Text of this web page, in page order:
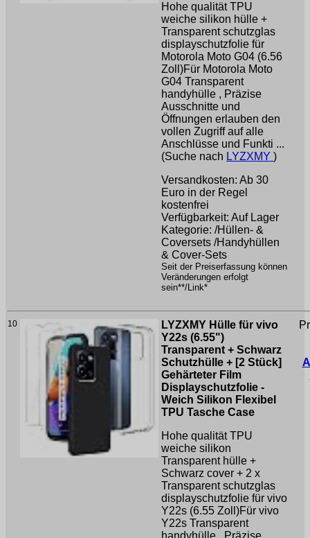
Hohe qualität TPU
weiche silikon hülle +
Transparent schutzglas
displayschutzfolie für
Motorola Moto G04 (6.56
Zoll)Für Motorola Moto
G04 Transparent
handyhülle , Präzise
Ausschnitte und
Öffnungen erlauben den
vollen Zugriff auf alle
Anschlüsse und Funkti ...
(Suche nach LYZXMY )
Versandkosten: Ab 30
Euro in der Regel
kostenfrei
Verfügbarkeit: Auf Lager
Kategorie: /Hüllen- &
Coversets /Handyhüllen
& Cover-Sets
Seit der Preiserfassung können
Veränderungen erfolgt
sein**/Link*
10
LYZXMY Hülle für vivo
Y22s (6.55")
Transparent + Schwarz
Schutzhülle + [2 Stück]
Gehärteter Film
Displayschutzfolie -
Weich Silikon Flexibel
TPU Tasche Case
Hohe qualität TPU
weiche silikon
Transparent hülle +
Schwarz cover + 2 x
Transparent schutzglas
displayschutzfolie für vivo
Y22s (6.55 Zoll)Für vivo
Y22s Transparent